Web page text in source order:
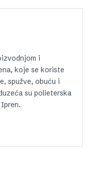
i
koje se koriste
spužve, obuću i
su polieterska